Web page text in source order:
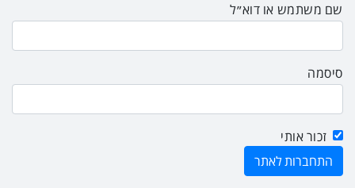
שם משתמש או דוא״ל
סיסמה
זכור אותי